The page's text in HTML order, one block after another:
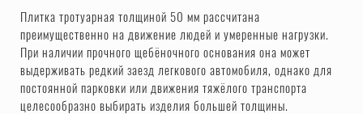
Плитка тротуарная толщиной 50 мм рассчитана
преимущественно на движение людей и умеренные нагрузки.
При наличии прочного щебёночного основания она может
выдерживать редкий заезд легкового автомобиля, однако для
постоянной парковки или движения тяжёлого транспорта
целесообразно выбирать изделия большей толщины.